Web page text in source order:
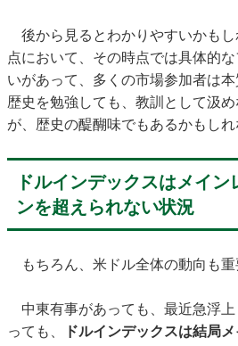
後から見るとわかりやすいかも
点において、その時点では具体的
いがあって、多くの市場参加者は
歴史を勉強しても、教訓として汲
が、歴史の醍醐味でもあるかもしれ
ドルインデックスはメイ
ンを超えられない状況
もちろん、米ドル全体の動向も重
中東有事があっても、最近急浮
っても、
ドルインデックスは結局